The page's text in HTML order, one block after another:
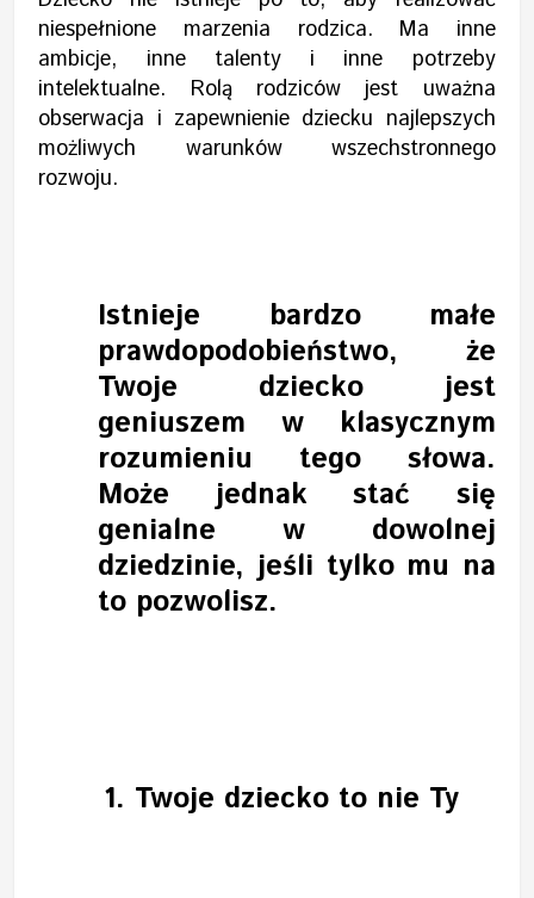
niespełnione marzenia rodzica. Ma inne
ambicje, inne talenty i inne potrzeby
intelektualne. Rolą rodziców jest uważna
obserwacja i zapewnienie dziecku najlepszych
możliwych warunków wszechstronnego
rozwoju.
Istnieje bardzo małe
prawdopodobieństwo, że
Twoje dziecko jest
geniuszem w klasycznym
rozumieniu tego słowa.
Może jednak stać się
genialne w dowolnej
dziedzinie, jeśli tylko mu na
to pozwolisz.
1. Twoje dziecko to nie Ty